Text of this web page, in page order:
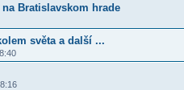
Bratislavskom hrade
světa a další ...